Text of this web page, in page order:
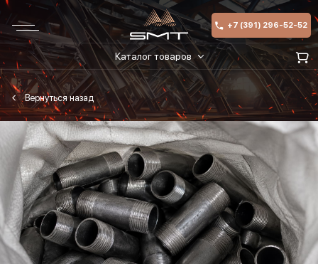
+7 (391) 296-52-52
Каталог товаров